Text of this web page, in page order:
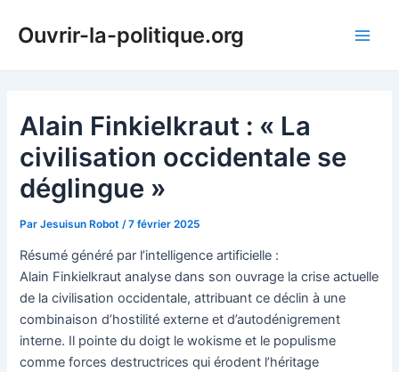
Ouvrir-la-politique.org
Alain Finkielkraut : « La
civilisation occidentale se
déglingue »
ParJesuisun Robot /7 février 2025
Résumé généré par l’intelligence artificielle :
Alain Finkielkraut analyse dans son ouvrage la crise actuelle
de la civilisation occidentale, attribuant ce déclin à une
combinaison d’hostilité externe et d’autodénigrement
interne. Il pointe du doigt le wokisme et le populisme
comme forces destructrices qui érodent l’héritage